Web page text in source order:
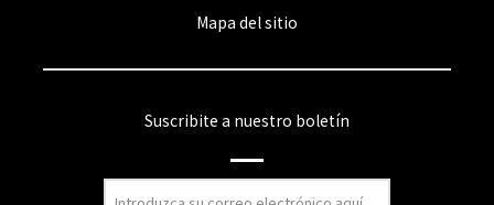
Mapa del sitio
Suscribite a nuestro boletín